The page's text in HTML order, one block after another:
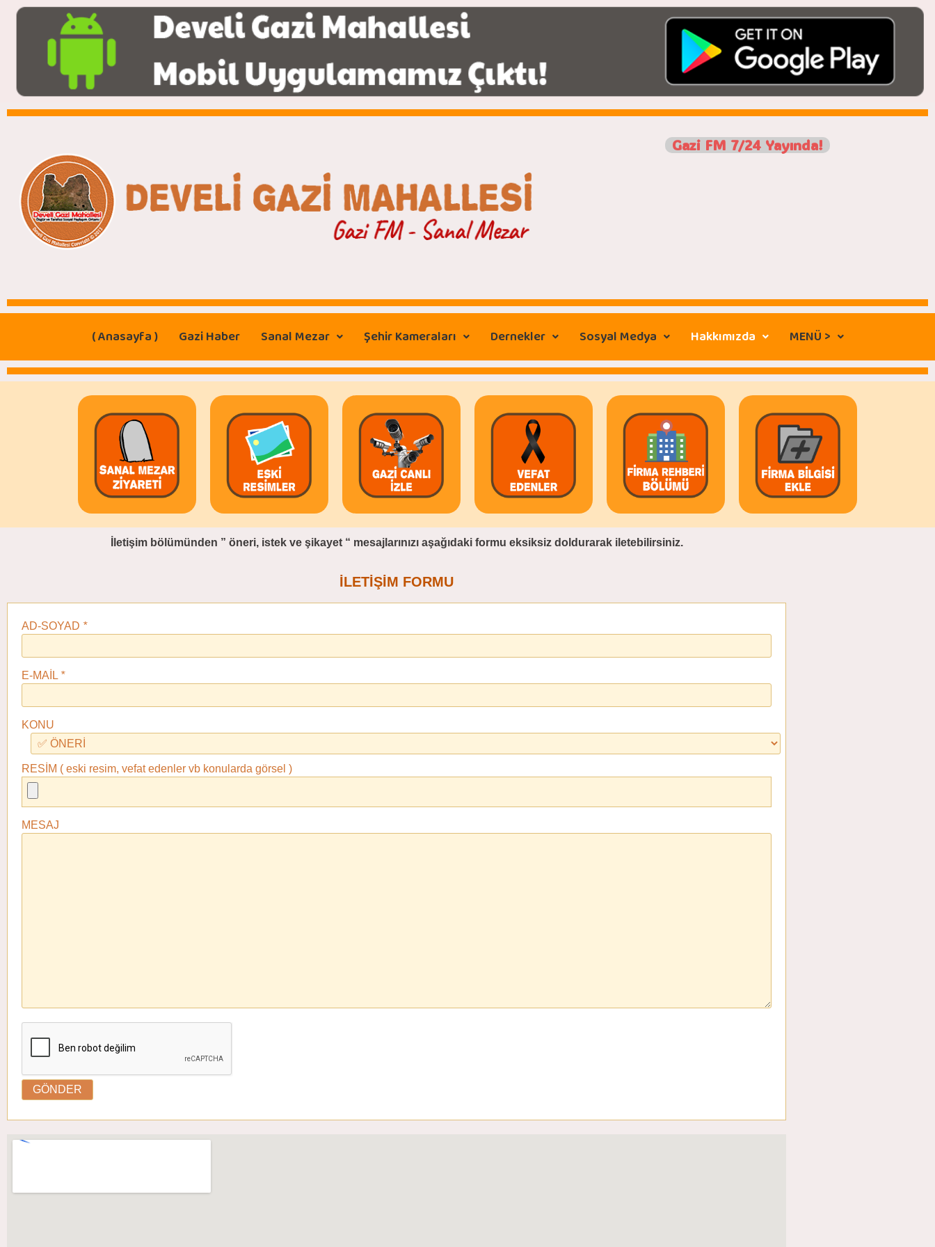
Gazi FM 7/24 Yayında!
( Anasayfa ) Gazi Haber Sanal Mezar Şehir Kameraları Dernekler Sosyal Medya Hakkımızda MENÜ >
İletişim bölümünden ” öneri, istek ve şikayet “ mesajlarınızı aşağıdaki formu eksiksiz doldurarak iletebilirsiniz.
İLETİŞİM FORMU
AD-SOYAD *
E-MAİL *
KONU
RESİM ( eski resim, vefat edenler vb konularda görsel )
MESAJ